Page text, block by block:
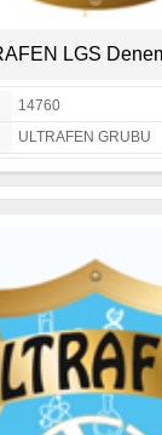
LGS
14760
ULTRAFEN GRUBU